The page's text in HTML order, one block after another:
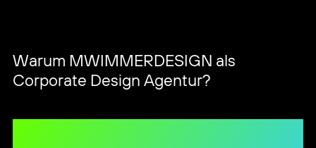
Warum MWIMMERDESIGN als
Corporate Design Agentur?